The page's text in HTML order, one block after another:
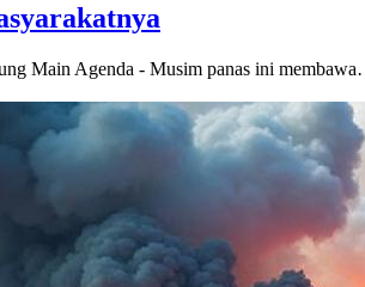
Main Agenda - Musim panas ini